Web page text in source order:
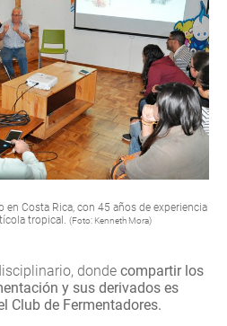
Costa Rica, con 45 años de experiencia
tropical. (Foto: Kenneth Mora)
donde compartir los
y sus derivados es
Club de Fermentadores.